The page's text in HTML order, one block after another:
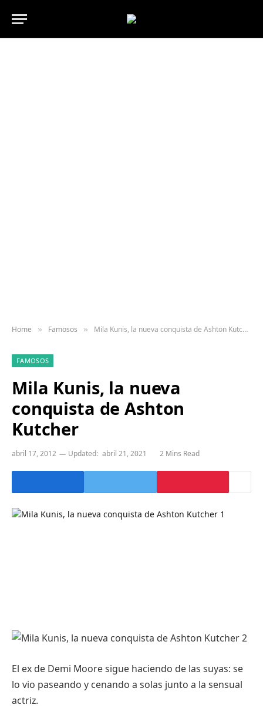
Home » Famosos » Mila Kunis, la nueva conquista de Ashton Kutcher
FAMOSOS
Mila Kunis, la nueva
conquista de Ashton
Kutcher
abril 17, 2012 Updated: abril 21, 2021 2 Mins Read
El ex de Demi Moore sigue haciendo de las suyas: se
lo vio paseando y cenando a solas junto a la sensual
actriz.